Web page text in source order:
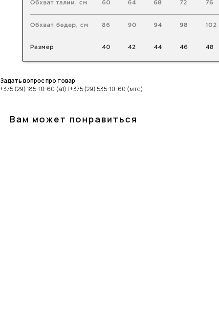
Задать вопрос про товар
+375 (29) 185-10-60 (а1) | +375 (29) 535-10-60 (мтс)
Вам может понравиться